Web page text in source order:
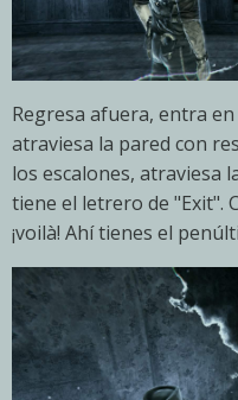
Regresa afuera, entra
atraviesa la pared con
los escalones, atraviesa
tiene el letrero de "Exit".
¡voilà! Ahí tienes el